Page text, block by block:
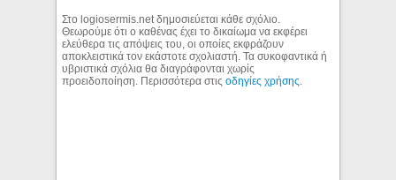
Στο logiosermis.net δημοσιεύεται κάθε σχόλιο.
Θεωρούμε ότι ο καθένας έχει το δικαίωμα να εκφέρει
ελεύθερα τις απόψεις του, οι οποίες εκφράζουν
αποκλειστικά τον εκάστοτε σχολιαστή. Τα συκοφαντικά ή
υβριστικά σχόλια θα διαγράφονται χωρίς
προειδοποίηση. Περισσότερα στιςοδηγίες χρήσης.